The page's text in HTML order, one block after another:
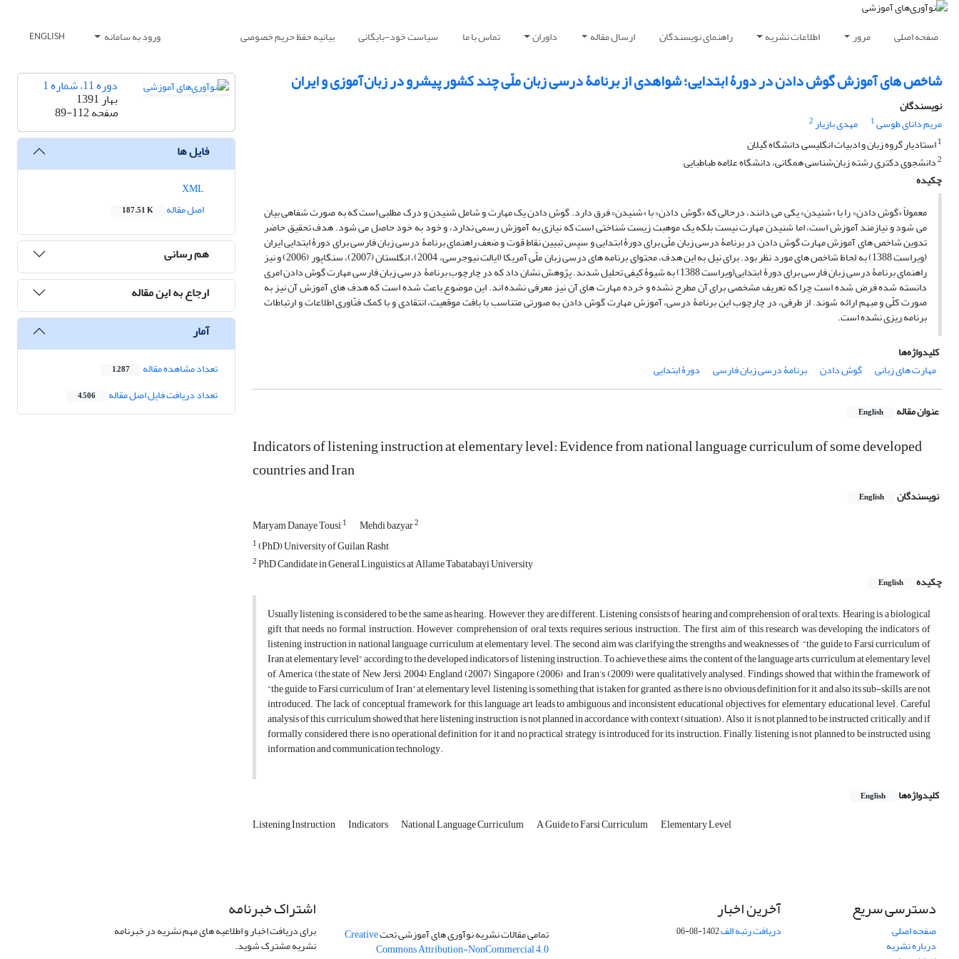
صفحه اصلی مرور اطلاعات نشریه راهنمای نویسندگان ارسال مقاله داوران تماس با ما سیاست خود-بایگانی بیانیه حفظ حریم خصوصی ورود به سامانه ENGLISH
شاخص های آموزش گوش دادن در دورۀ ابتدایی؛ شواهدی از برنامۀ درسی زبان ملّی چند کشور پیشرو در زبان آموزی و ایران
نویسندگان
مریم دانای طوسی1 مهدی بازیار2
1استادیار گروه زبان و ادبیات انگلیسی دانشگاه گیلان
2دانشجوی دکتری رشته زبان‌شناسی همگانی، دانشگاه علامه طباطبایی
چکیده
معمولاً «گوش دادن» را با «شنیدن» یکی می دانند، درحالی که «گوش دادن» با «شنیدن» فرق دارد. گوش دادن یک مهارت و شامل شنیدن و درک مطلبی است که به صورت شفاهی بیان
می شود و نیازمند آموزش است، اما شنیدن مهارت نیست بلکه یک موهبت زیست شناختی است که نیازی به آموزش رسمی ندارد، و خود به خود حاصل می شود. هدف تحقیق حاضر
تدوین شاخص های آموزش مهارت گوش دادن در برنامۀ درسی زبان ملّی برای دورۀ ابتدایی و سپس تبیین نقاط قوت و ضعف راهنمای برنامۀ درسی زبان فارسی برای دورۀ ابتدایی ایران
(ویراست 1388) به لحاظ شاخص های مورد نظر بود. برای نیل به این هدف، محتوای برنامه های درسی زبان ملّی آمریکا (ایالت نیوجرسی، 2004)، انگلستان (2007)، سنگاپور (2006) و نیز
راهنمای برنامۀ درسی زبان فارسی برای دورۀ ابتدایی(ویراست 1388) به شیوۀ کیفی تحلیل شدند. پژوهش نشان داد که در چارچوب برنامۀ درسی زبان فارسی مهارت گوش دادن امری
دانسته شده فرض شده است چرا که تعریف مشخصی برای آن مطرح نشده و خرده مهارت های آن نیز معرفی نشده اند. این موضوع باعث شده است که هدف های آموزش آن نیز به
صورت کلّی و مبهم ارائه شوند. از طرفی، در چارچوب این برنامۀ درسی، آموزش مهارت گوش دادن به صورتی متناسب با بافت موقعیت، انتقادی و با کمک فنّاوری اطلاعات و ارتباطات
برنامه ریزی نشده است.
کلیدواژه‌ها
مهارت های زبانی
گوش دادن برنامۀ درسی زبان فارسی دورۀ ابتدایی
عنوان مقاله English
Indicators of listening instruction at elementary level: Evidence from national language curriculum of some developed
countries and Iran
نویسندگان English
Maryam Danaye Tousi1 Mehdi bazyar2
1(PhD) University of Guilan, Rasht
2PhD Candidate in General Linguistics at Allame Tabatabayi University
چکیده
English
Usually listening is considered to be the same as hearing. However, they are different. Listening consists of hearing and comprehension of oral texts. Hearing is a biological
gift that needs no formal instruction. However, comprehension of oral texts requires serious instruction. The first aim of this research was developing the indicators of
listening instruction in national language curriculum at elementary level. The second aim was clarifying the strengths and weaknesses of “the guide to Farsi curriculum of
Iran at elementary level” according to the developed indicators of listening instruction. To achieve these aims, the content of the language arts curriculum at elementary level
of America (the state of New Jersi, 2004), England (2007), Singapore (2006) and Iran’s (2009) were qualitatively analysed. Findings showed that within the framework of
“the guide to Farsi curriculum of Iran” at elementary level, listening is something that is taken for granted, as there is no obvious definition for it and also its sub-skills are not
introduced. The lack of conceptual framework for this language art leads to ambiguous and inconsistent educational objectives for elementary educational level. Careful
analysis of this curriculum showed that, here listening instruction is not planned in accordance with context (situation). Also, it is not planned to be instructed critically, and if
formally considered, there is no operational definition for it and no practical strategy is introduced for its instruction. Finally, listening is not planned to be instructed using
information and communication technology.
کلیدواژه‌ها English
Listening Instruction Indicators National Language Curriculum A Guide to Farsi Curriculum Elementary Level
دوره 11، شماره 1
بهار 1391
صفحه89-112
فایل ها
اصل مقاله
187.51 K
هم رسانی
ارجاع به این مقاله
آمار
تعداد مشاهده مقاله 1,287
تعداد دریافت فایل اصل مقاله 4,506
دسترسی سریع
صفحه اصلی
درباره نشریه
آخرین اخبار
دریافت رتبه الف1402-08-06 تمامی مقالات نشریه نوآوری های آموزشی تحتCreative
Commons Attribution-NonCommercial 4.0
اشتراک خبرنامه
برای دریافت اخبار و اطلاعیه های مهم نشریه در خبرنامه
نشریه مشترک شوید.